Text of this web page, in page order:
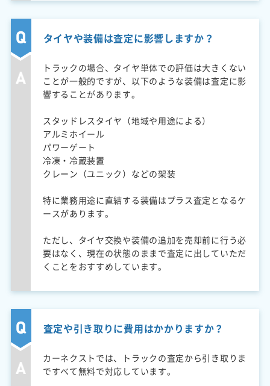
タイヤや装備は査定に影響しますか？
トラックの場合、タイヤ単体での評価は大きくない
ことが一般的ですが、以下のような装備は査定に影
響することがあります。
スタッドレスタイヤ（地域や用途による）
アルミホイール
パワーゲート
冷凍・冷蔵装置
クレーン（ユニック）などの架装
特に業務用途に直結する装備はプラス査定となるケ
ースがあります。
ただし、タイヤ交換や装備の追加を売却前に行う必
要はなく、現在の状態のままで査定に出していただ
くことをおすすめしています。
査定や引き取りに費用はかかりますか？
カーネクストでは、トラックの査定から引き取りま
ですべて無料で対応しています。